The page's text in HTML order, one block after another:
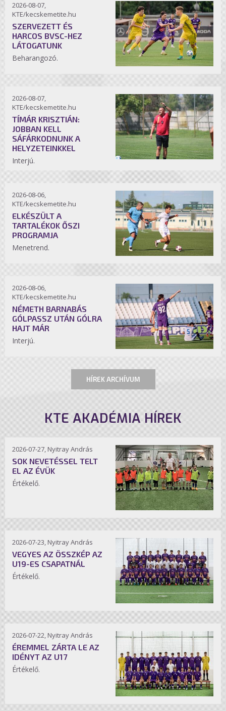
2026-08-07,
KTE/kecskemetite.hu
SZERVEZETT ÉS
HARCOS BVSC-HEZ
LÁTOGATUNK
Beharangozó.
2026-08-07,
KTE/kecskemetite.hu
TÍMÁR KRISZTIÁN:
JOBBAN KELL
SÁFÁRKODNUNK A
HELYZETEINKKEL
Interjú.
2026-08-06,
KTE/kecskemetite.hu
ELKÉSZÜLT A
TARTALÉKOK ŐSZI
PROGRAMJA
Menetrend.
2026-08-06,
KTE/kecskemetite.hu
NÉMETH BARNABÁS
GÓLPASSZ UTÁN GÓLRA
HAJT MÁR
Interjú.
HÍREK ARCHÍVUM
KTE AKADÉMIA HÍREK
2026-07-27, Nyitray András
SOK NEVETÉSSEL TELT
EL AZ ÉVÜK
Értékelő.
2026-07-23, Nyitray András
VEGYES AZ ÖSSZKÉP AZ
U19-ES CSAPATNÁL
Értékelő.
2026-07-22, Nyitray András
ÉREMMEL ZÁRTA LE AZ
IDÉNYT AZ U17
Értékelő.